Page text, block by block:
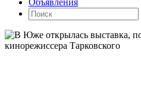
Объявления
Поиск
Искать: